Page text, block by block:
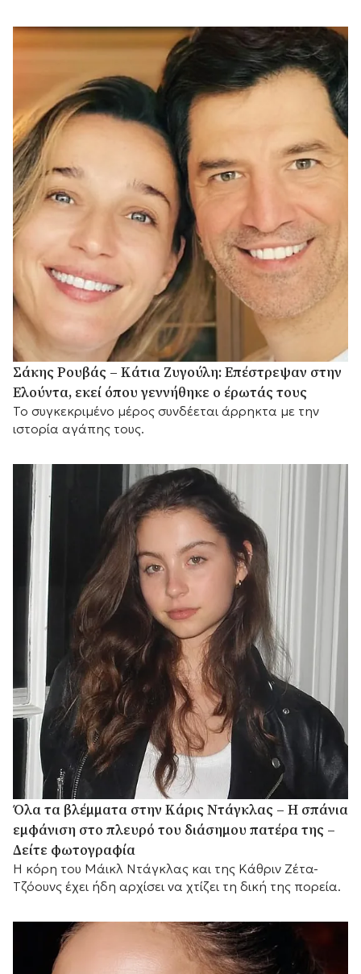
Σάκης Ρουβάς – Κάτια Ζυγούλη: Επέστρεψαν στην
Ελούντα, εκεί όπου γεννήθηκε ο έρωτάς τους
Το συγκεκριμένο μέρος συνδέεται άρρηκτα με την
ιστορία αγάπης τους.
Όλα τα βλέμματα στην Κάρις Ντάγκλας – Η σπάνια
εμφάνιση στο πλευρό του διάσημου πατέρα της –
Δείτε φωτογραφία
Η κόρη του Μάικλ Ντάγκλας και της Κάθριν Ζέτα-
Τζόουνς έχει ήδη αρχίσει να χτίζει τη δική της πορεία.